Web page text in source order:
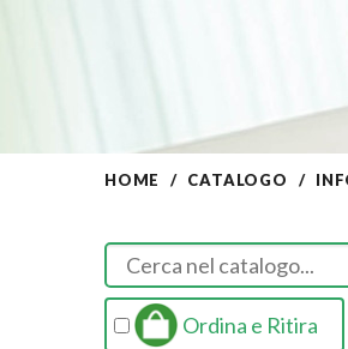
HOME CATALOGO
Ordina e Ritira